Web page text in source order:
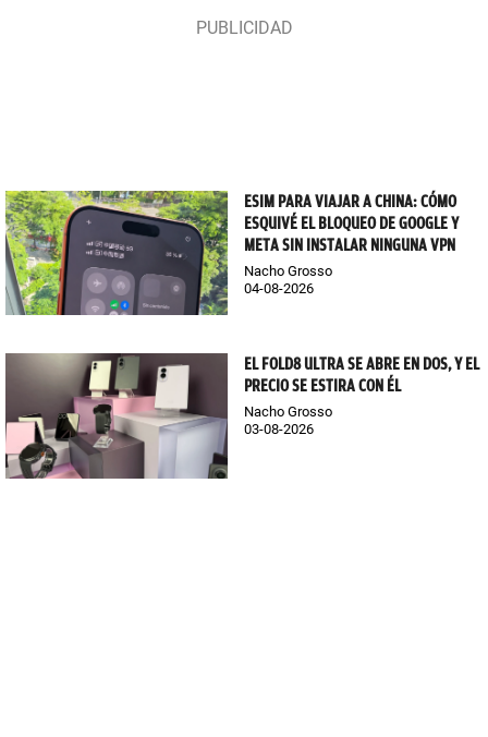
ESIM PARA VIAJAR A CHINA: CÓMO
ESQUIVÉ EL BLOQUEO DE GOOGLE Y
META SIN INSTALAR NINGUNA VPN
Nacho Grosso
04-08-2026
EL FOLD8 ULTRA SE ABRE EN DOS, Y EL
PRECIO SE ESTIRA CON ÉL
Nacho Grosso
03-08-2026